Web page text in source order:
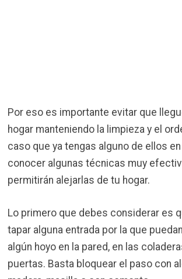
Por eso es importante evitar que
hogar manteniendo la limpieza y el
caso que ya tengas alguno de ellos
conocer algunas técnicas muy
permitirán alejarlas de tu hogar.
Lo primero que debes considerar es
tapar alguna entrada por la que
algún hoyo en la pared, en las
puertas. Basta bloquear el paso con